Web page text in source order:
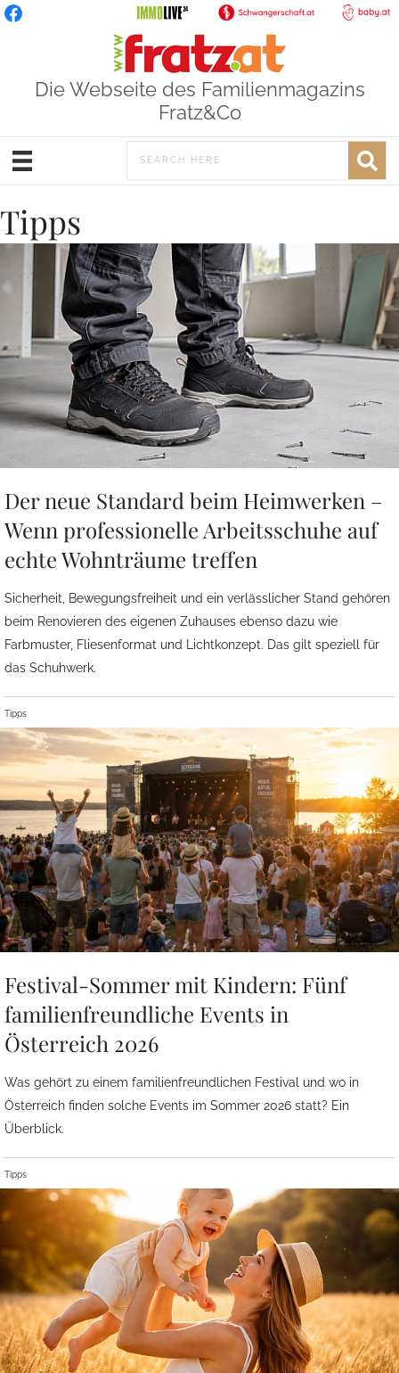
Die Webseite des Familienmagazins
Fratz&Co
Tipps
Der neue Standard beim Heimwerken –
Wenn professionelle Arbeitsschuhe auf
echte Wohnträume treffen
Sicherheit, Bewegungsfreiheit und ein verlässlicher Stand gehören
beim Renovieren des eigenen Zuhauses ebenso dazu wie
Farbmuster, Fliesenformat und Lichtkonzept. Das gilt speziell für
das Schuhwerk.
Tipps
Festival-Sommer mit Kindern: Fünf
familienfreundliche Events in
Österreich 2026
Was gehört zu einem familienfreundlichen Festival und wo in
Österreich finden solche Events im Sommer 2026 statt? Ein
Überblick.
Tipps